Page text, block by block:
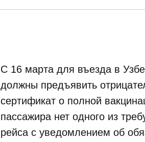
C 16 марта для въезда в
должны предъявить
сертификат о полной
пассажира нет одного из
рейса с уведомлением об